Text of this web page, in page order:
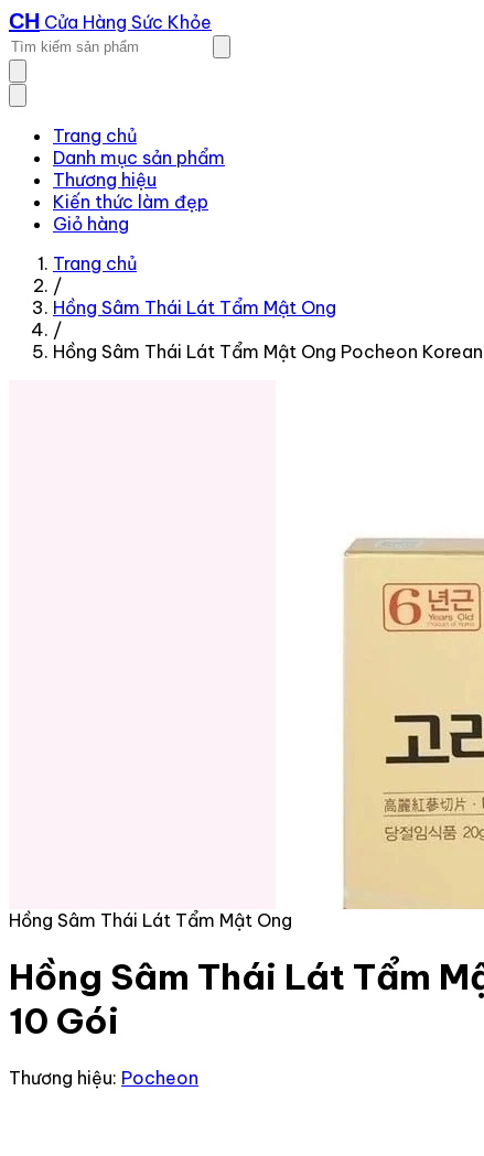
CH Cửa Hàng Sức Khỏe
Trang chủ
Danh mục sản phẩm
Thương hiệu
Kiến thức làm đẹp
Giỏ hàng
Trang chủ
/
Hồng Sâm Thái Lát Tẩm Mật Ong
/
Hồng Sâm Thái Lát Tẩm Mật Ong Pocheon
Hồng Sâm Thái Lát Tẩm Mật Ong
Hồng Sâm Thái Lát Tẩm
10 Gói
Thương hiệu: Pocheon